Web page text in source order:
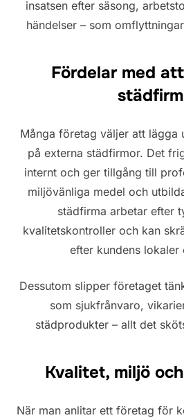
insatsen efter säsong,
händelser – som
Fördelar med
Många företag väljer att lägga
på externa städfirmor. Det
internt och ger tillgång till
miljövänliga medel och
städfirma arbetar efter
kvalitetskontroller och kan
efter kundens lokaler
Dessutom slipper företaget
som sjukfrånvaro,
städprodukter – allt det
Kvalitet, miljö
När man anlitar ett företag för